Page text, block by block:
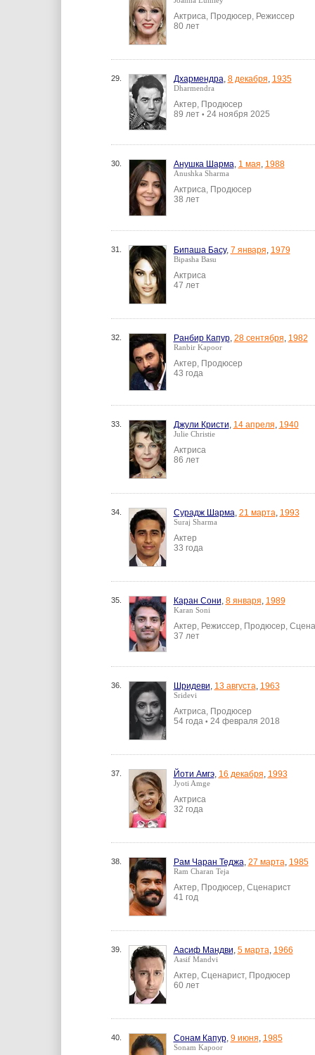
Актриса, Продюсер, Режиссер
80 лет
29. Дхармендра, 8 декабря, 1935
Dharmendra
Актер, Продюсер
89 лет • 24 ноября 2025
30. Анушка Шарма, 1 мая, 1988
Anushka Sharma
Актриса, Продюсер
38 лет
31. Бипаша Басу, 7 января, 1979
Bipasha Basu
Актриса
47 лет
32. Ранбир Капур, 28 сентября, 1982
Ranbir Kapoor
Актер, Продюсер
43 года
33. Джули Кристи, 14 апреля, 1940
Julie Christie
Актриса
86 лет
34. Сурадж Шарма, 21 марта, 1993
Suraj Sharma
Актер
33 года
35. Каран Сони, 8 января, 1989
Karan Soni
Актер, Режиссер, Продюсер,
37 лет
36. Шридеви, 13 августа, 1963
Sridevi
Актриса, Продюсер
54 года • 24 февраля 2018
37. Йоти Амгэ, 16 декабря, 1993
Jyoti Amge
Актриса
32 года
38. Рам Чаран Теджа, 27 марта, 1985
Ram Charan Teja
Актер, Продюсер, Сценарист
41 год
39. Аасиф Мандви, 5 марта, 1966
Aasif Mandvi
Актер, Сценарист, Продюсер
60 лет
40. Сонам Капур, 9 июня, 1985
Sonam Kapoor